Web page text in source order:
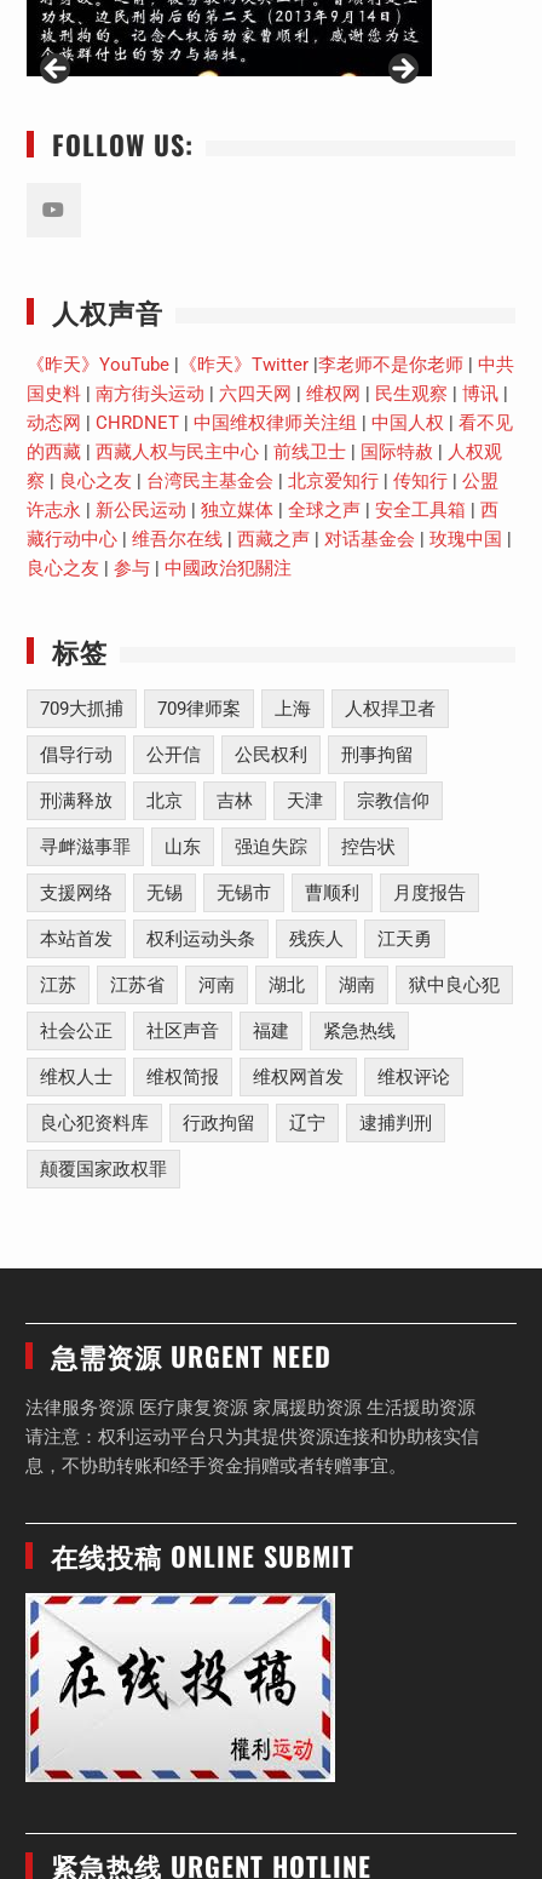
FOLLOW US:
人权声音
《昨天》YouTube| 《昨天》Twitter| 李老师不是你老师| 中共
国史料| 南方街头运动 六四天网 维权网 民生观察 博讯|
动态网
CHRDNET| 中国维权律师关注组 中国人权
看不见
的西藏| 西藏人权与民主中心| 前线卫士| 国际特赦
人权观
察
良心之友 台湾民主基金会 北京爱知行| 传知行| 公盟
许志永
新公民运动 独立媒体| 全球之声| 安全工具箱
西
藏行动中心| 维吾尔在线| 西藏之声| 对话基金会 玫瑰中国
良心之友
参与| 中國政治犯關注
标签
709大抓捕 709律师案 上海 人权捍卫者
倡导行动 公开信 公民权利 刑事拘留
刑满释放 北京 吉林 天津 宗教信仰
寻衅滋事罪 山东 强迫失踪 控告状
支援网络 无锡 无锡市 曹顺利 月度报告
本站首发 权利运动头条 残疾人 江天勇
江苏 江苏省 河南 湖北 湖南 狱中良心犯
社会公正 社区声音 福建 紧急热线
维权人士 维权简报 维权网首发 维权评论
良心犯资料库 行政拘留 辽宁 逮捕判刑
颠覆国家政权罪
急需资源 URGENT NEED
法律服务资源 医疗康复资源 家属援助资源 生活援助资源
请注意：权利运动平台只为其提供资源连接和协助核实信
息，不协助转账和经手资金捐赠或者转赠事宜。
在线投稿 ONLINE SUBMIT
紧急热线 URGENT HOTLINE